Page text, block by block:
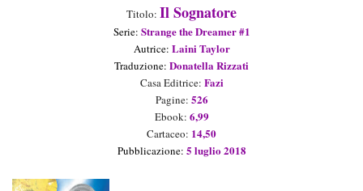
Titolo: Il Sognatore
Serie: Strange the Dreamer #1
Autrice: Laini Taylor
Traduzione: Donatella Rizzati
Casa Editrice: Fazi
Pagine: 526
Ebook: 6,99
Cartaceo: 14,50
Pubblicazione: 5 luglio2018